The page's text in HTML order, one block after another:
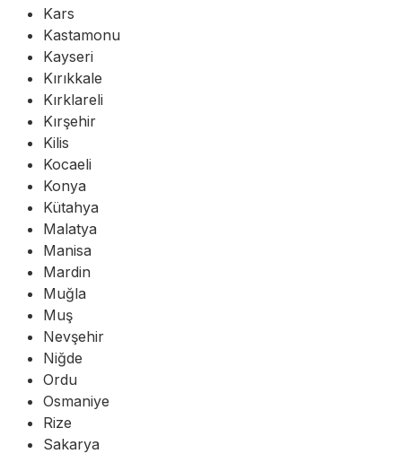
Kars
Kastamonu
Kayseri
Kırıkkale
Kırklareli
Kırşehir
Kilis
Kocaeli
Konya
Kütahya
Malatya
Manisa
Mardin
Muğla
Muş
Nevşehir
Niğde
Ordu
Osmaniye
Rize
Sakarya